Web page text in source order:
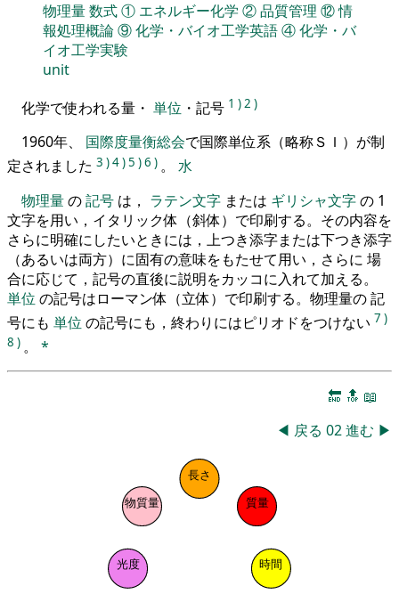
物理量数式① エネルギー化学 ②品質管理 ⑫情
報処理概論⑨化学・バイオ工学英語④化学・バ
イオ工学実験
unit
化学で使われる量・ 単位 ・記号 1 )2 )
1960年、 国際度量衡総会で国際単位系（略称ＳＩ）が制
定されました 3 )4)5 )6 ) 。 水
物理量の記号 は， ラテン文字 または ギリシャ文字の 1
文字を用い，イタリック体（斜体）で印刷する。その内容を
さらに明確にしたいときには，上つき添字または下つき添字
（あるいは両方）に固有の意味をもたせて用い，さらに 場
合に応じて，記号の直後に説明をカッコに入れて加える。
単位 の記号はローマン体（立体）で印刷する。物理量の 記
号にも 単位 の記号にも，終わりにはピリオドをつけない 7 )
8 ) 。 *
🔚 🔝 📖
◀ 戻る 02進む ▶
長さ
質量
時間
光度
物質量